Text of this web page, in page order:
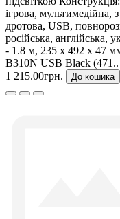
ігрова, мультимедійна,
дротова, USB,
російська, англійська,
- 1.8 м, 235 х 492 х 47
B310N USB Black (471..
1 215.00грн.
До кошика